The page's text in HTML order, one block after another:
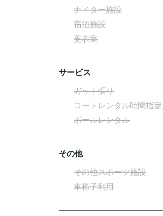
ナイター施設
宿泊施設
更衣室
サービス
ガット張り
コートレンタル時間指定
ボールレンタル
その他
その他スポーツ施設
車椅子利用